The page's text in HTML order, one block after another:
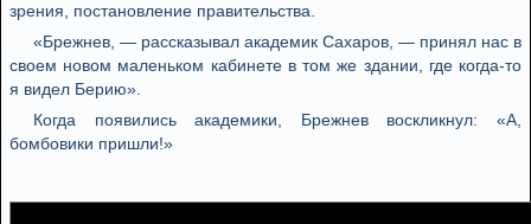
зрения, постановление правительства.
«Брежнев, — рассказывал академик Сахаров, — принял нас в
своем новом маленьком кабинете в том же здании, где когда-то
я видел Берию».
Когда появились академики, Брежнев воскликнул: «А,
бомбовики пришли!»